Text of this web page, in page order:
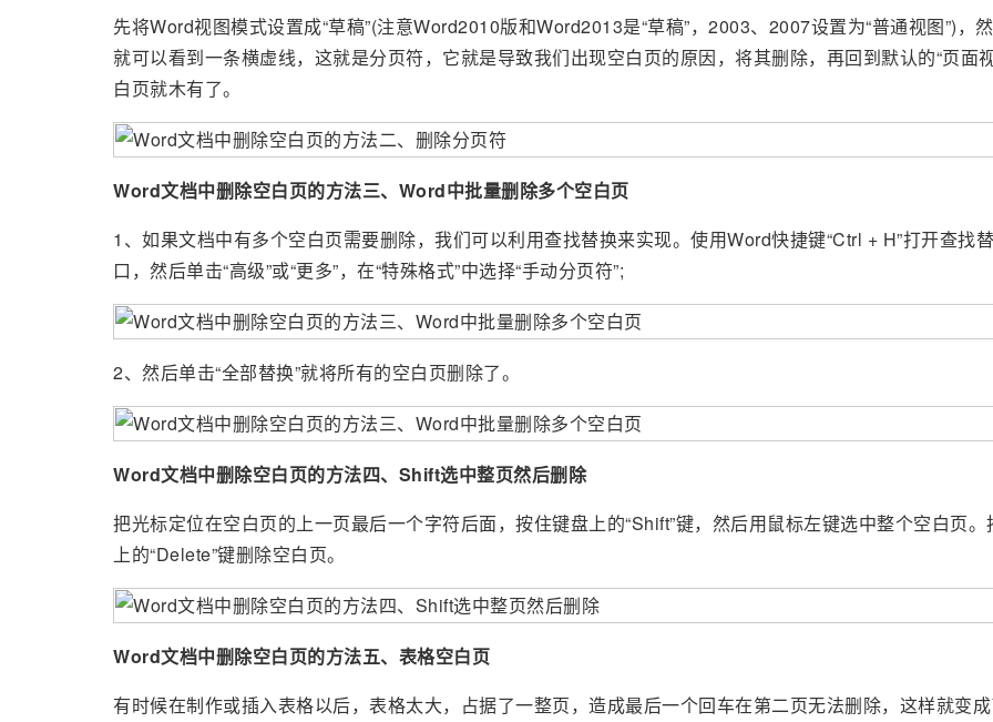
先将Word视图模式设置成“草稿”(注意Word2010版和Word2013是“草稿”，2003、2007设置为“普通视图”)，
就可以看到一条横虚线，这就是分页符，它就是导致我们出现空白页的原因，将其删除，再回到默认的“页面
白页就木有了。
Word文档中删除空白页的方法三、Word中批量删除多个空白页
1、如果文档中有多个空白页需要删除，我们可以利用查找替换来实现。使用Word快捷键“Ctrl + H”打开查找
口，然后单击“高级”或“更多”，在“特殊格式”中选择“手动分页符”;
2、然后单击“全部替换”就将所有的空白页删除了。
Word文档中删除空白页的方法四、Shift选中整页然后删除
把光标定位在空白页的上一页最后一个字符后面，按住键盘上的“Shift”键，然后用鼠标左键选中整个空白页。
上的“Delete”键删除空白页。
Word文档中删除空白页的方法五、表格空白页
有时候在制作或插入表格以后，表格太大，占据了一整页，造成最后一个回车在第二页无法删除，这样就变